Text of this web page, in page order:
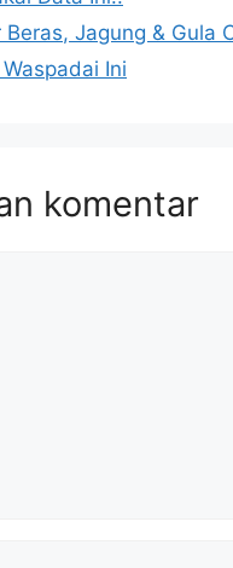
Beras, Jagung & Gula
Ini
komentar